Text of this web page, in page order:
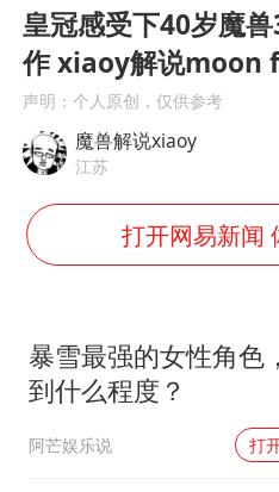
奋进
皇冠感受下40岁魔
作 xiaoy解说moon
声明：个人原创，仅供参考
魔兽解说xiaoy
江苏
打开网易新闻
暴雪最强的女性角色
到什么程度？
阿芒娱乐说 打